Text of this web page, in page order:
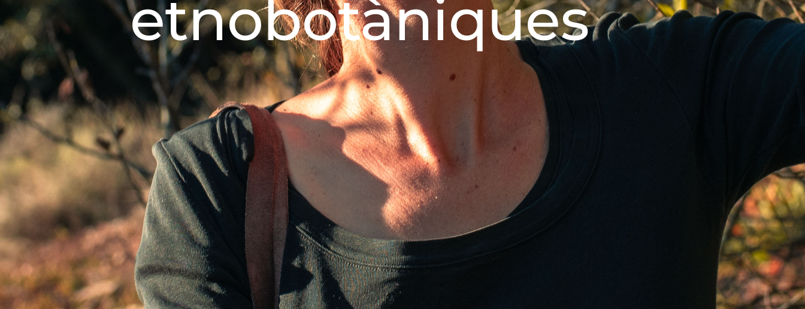
etnobotàniques